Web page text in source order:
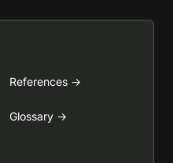
References →
Glossary →